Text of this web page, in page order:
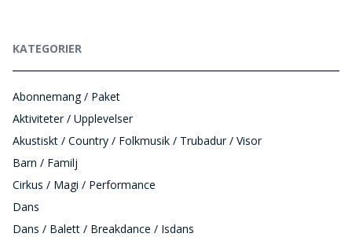
KATEGORIER
Abonnemang / Paket
Aktiviteter / Upplevelser
Akustiskt / Country / Folkmusik / Trubadur / Visor
Barn / Familj
Cirkus / Magi / Performance
Dans
Dans / Balett / Breakdance / Isdans